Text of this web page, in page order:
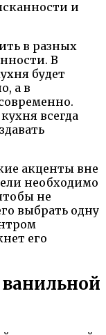
и
в разных
В
будет
а в
всегда
акценты вне
необходимо
не
выбрать одну
его